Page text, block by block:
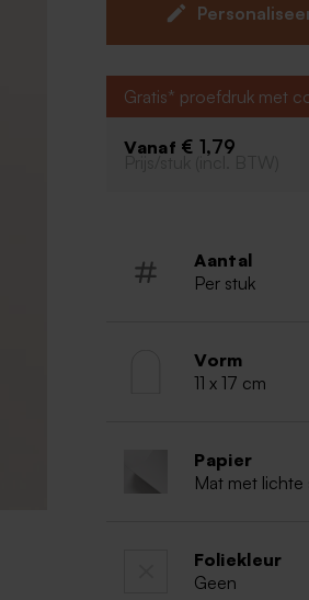
Originele vorm
Gratis* proefdruk met
Vanaf € 1,79
Prijs/stuk (incl. BTW)
Aantal
Per stuk
Vorm
11 x 17 cm
Papier
Mat met
Foliekleur
Geen